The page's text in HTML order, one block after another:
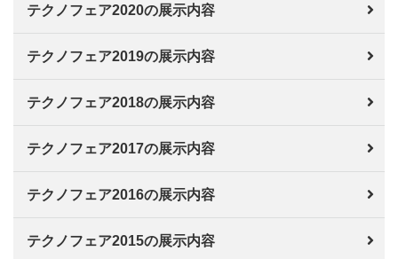
テクノフェア2020の展示内容
テクノフェア2019の展示内容
テクノフェア2018の展示内容
テクノフェア2017の展示内容
テクノフェア2016の展示内容
テクノフェア2015の展示内容